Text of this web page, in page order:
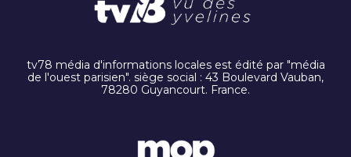
tv78 média d'informations locales est édité par "média
de l'ouest parisien". siège social : 43 Boulevard Vauban,
78280 Guyancourt. France.